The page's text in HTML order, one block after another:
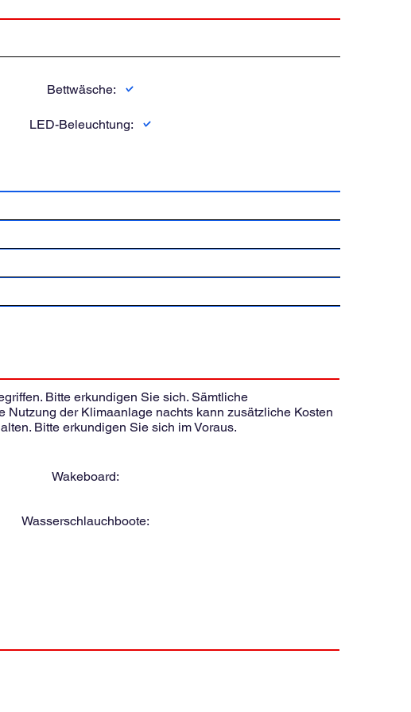
Bettwäsche:
LED-Beleuchtung:
Bitte erkundigen Sie sich. Sämtliche
Nutzung der Klimaanlage nachts kann zusätzliche Kosten
Bitte erkundigen Sie sich im Voraus.
Wakeboard:
Wasserschlauchboote: